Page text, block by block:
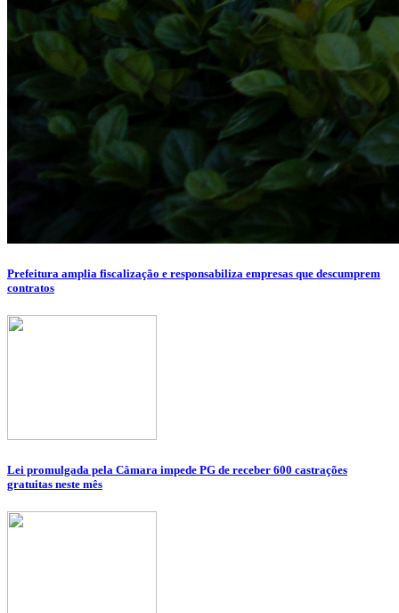
Prefeitura amplia fiscalização e responsabiliza empresas que descumprem
contratos
Lei promulgada pela Câmara impede PG de receber 600 castrações
gratuitas neste mês